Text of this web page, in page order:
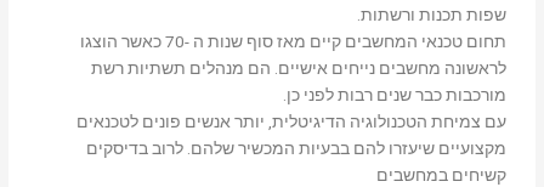
שפות תכנות ורשתות.
תחום טכנאי המחשבים קיים מאז סוף שנות ה -70 כאשר הוצגו
לראשונה מחשבים נייחים אישיים. הם מנהלים תשתיות רשת
מורכבות כבר שנים רבות לפני כן.
עם צמיחת הטכנולוגיה הדיגיטלית, יותר אנשים פונים לטכנאים
מקצועיים שיעזרו להם בבעיות המכשיר שלהם. לרוב בדיסקים
קשיחים במחשבים